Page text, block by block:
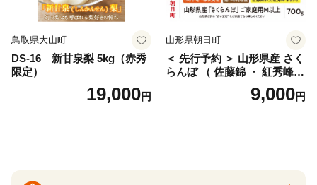
鳥取県大山町
DS-16 新甘泉梨 5kg（赤秀
限定）
19,000円
山形県朝日町
＜ 先行予約 ＞ 山形県産 さく
らんぼ （ 佐藤錦 ・ 紅秀峰
） ご家庭用 M以上 700g 【20
26年6月下旬から7月上旬発
9,000円